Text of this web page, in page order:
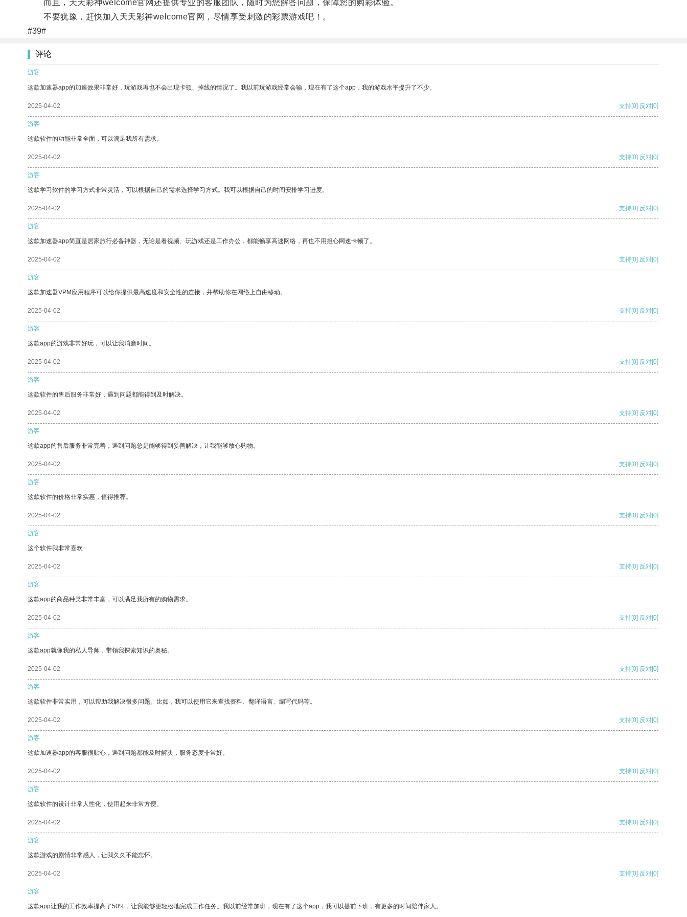
而且，天天彩神welcome官网还提供专业的客服团队，随时为您解答问题，保障您的购彩体验。
不要犹豫，赶快加入天天彩神welcome官网，尽情享受刺激的彩票游戏吧！。
#39#
评论
游客
这款加速器app的加速效果非常好，玩游戏再也不会出现卡顿、掉线的情况了。我以前玩游戏经常会输，现在有了这个app，我的游戏水平提升了不少。
2025-04-02 支持[0] 反对[0]
游客
这款软件的功能非常全面，可以满足我所有需求。
2025-04-02 支持[0] 反对[0]
游客
这款学习软件的学习方式非常灵活，可以根据自己的需求选择学习方式。我可以根据自己的时间安排学习进度。
2025-04-02 支持[0] 反对[0]
游客
这款加速器app简直是居家旅行必备神器，无论是看视频、玩游戏还是工作办公，都能畅享高速网络，再也不用担心网速卡顿了。
2025-04-02 支持[0] 反对[0]
游客
这款加速器VPM应用程序可以给你提供最高速度和安全性的连接，并帮助你在网络上自由移动。
2025-04-02 支持[0] 反对[0]
游客
这款app的游戏非常好玩，可以让我消磨时间。
2025-04-02 支持[0] 反对[0]
游客
这款软件的售后服务非常好，遇到问题都能得到及时解决。
2025-04-02 支持[0] 反对[0]
游客
这款app的售后服务非常完善，遇到问题总是能够得到妥善解决，让我能够放心购物。
2025-04-02 支持[0] 反对[0]
游客
这款软件的价格非常实惠，值得推荐。
2025-04-02 支持[0] 反对[0]
游客
这个软件我非常喜欢
2025-04-02 支持[0] 反对[0]
游客
这款app的商品种类非常丰富，可以满足我所有的购物需求。
2025-04-02 支持[0] 反对[0]
游客
这款app就像我的私人导师，带领我探索知识的奥秘。
2025-04-02 支持[0] 反对[0]
游客
这款软件非常实用，可以帮助我解决很多问题。比如，我可以使用它来查找资料、翻译语言、编写代码等。
2025-04-02 支持[0] 反对[0]
游客
这款加速器app的客服很贴心，遇到问题都能及时解决，服务态度非常好。
2025-04-02 支持[0] 反对[0]
游客
这款软件的设计非常人性化，使用起来非常方便。
2025-04-02 支持[0] 反对[0]
游客
这款游戏的剧情非常感人，让我久久不能忘怀。
2025-04-02 支持[0] 反对[0]
游客
这款app让我的工作效率提高了50%，让我能够更轻松地完成工作任务。我以前经常加班，现在有了这个app，我可以提前下班，有更多的时间陪伴家人。